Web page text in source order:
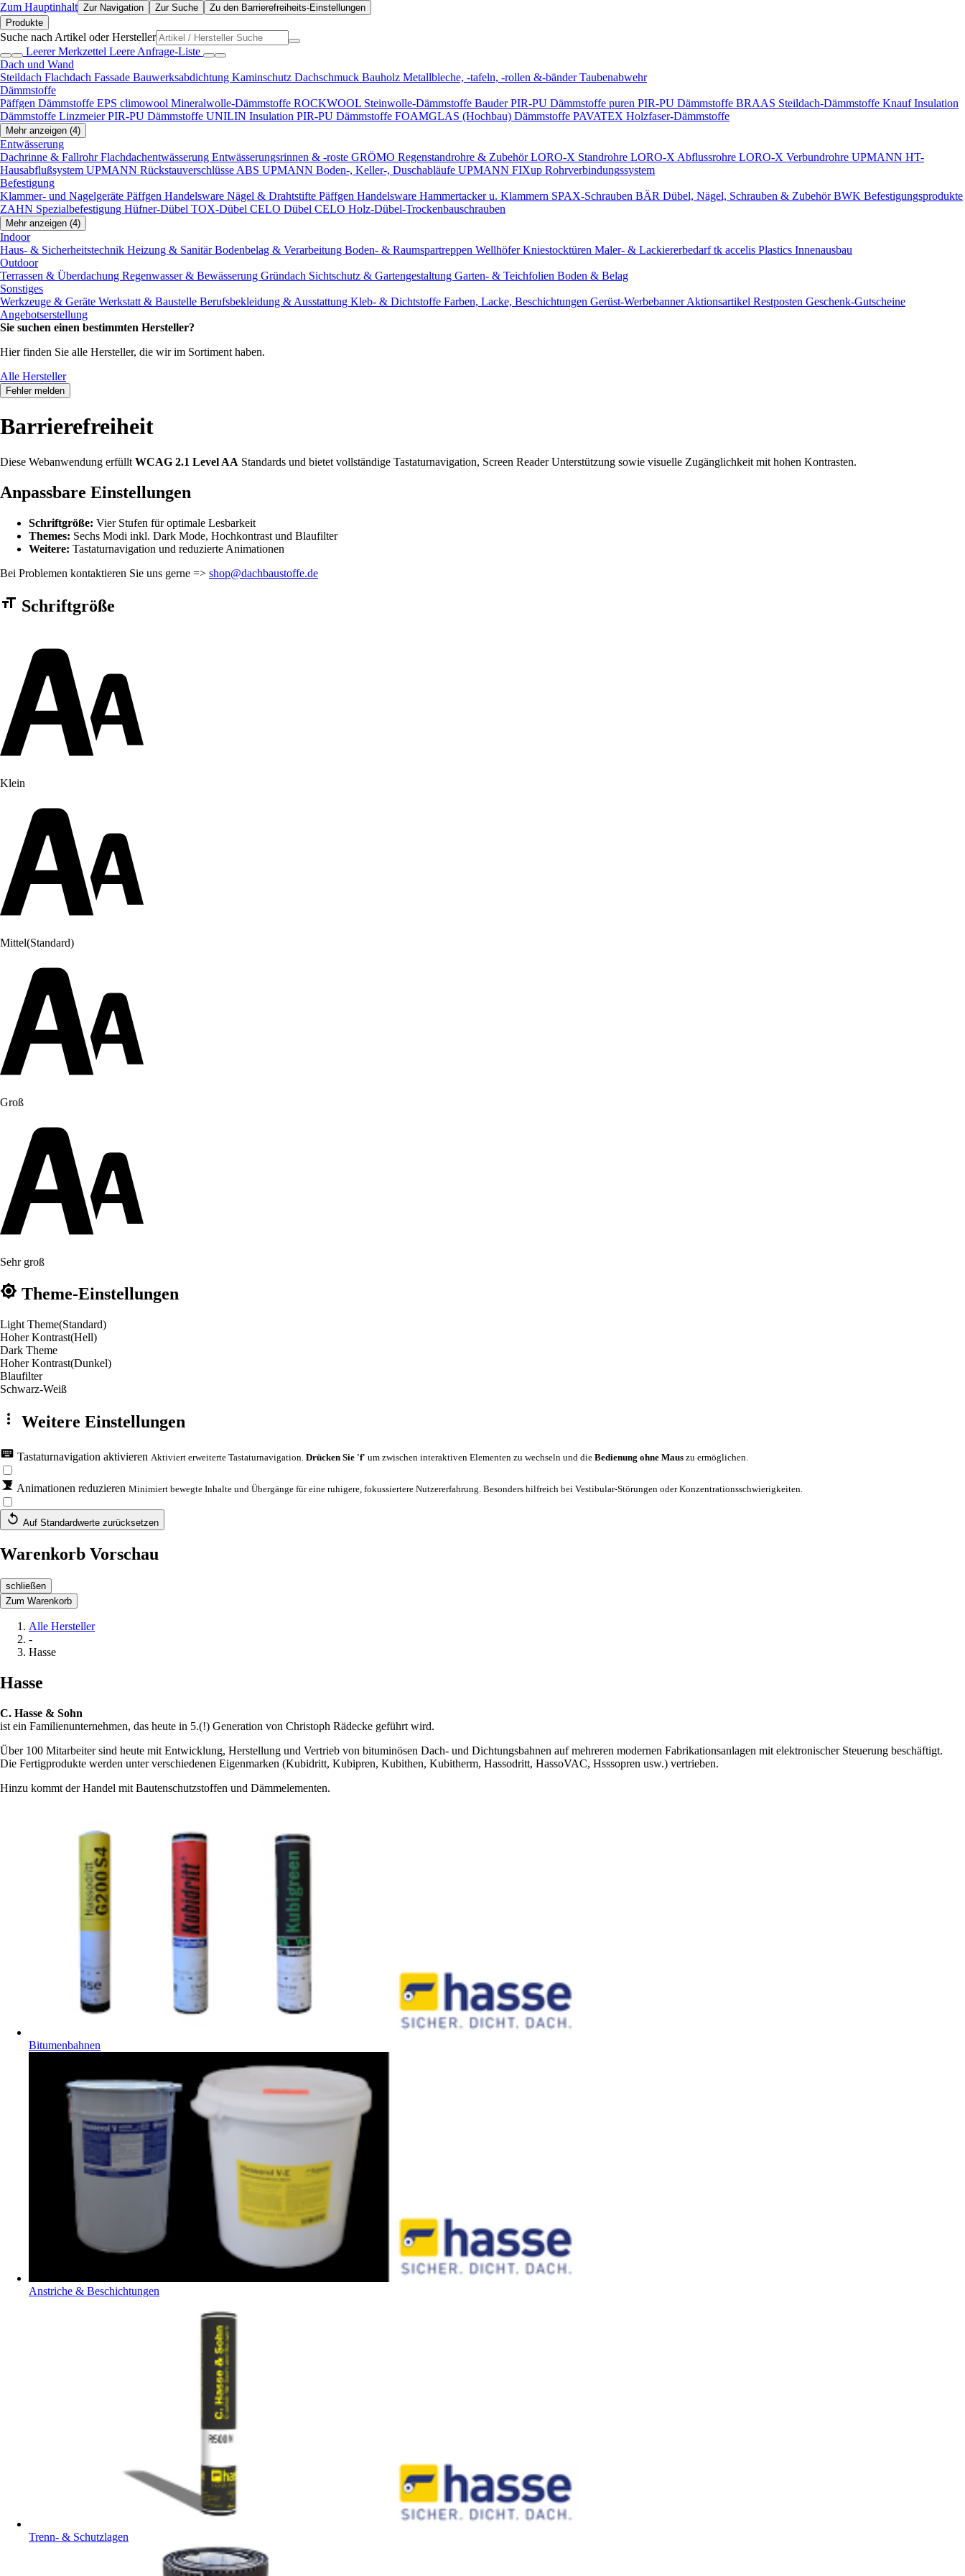
Zum Hauptinhalt Zur Navigation Zur Suche
Zu den Barrierefreiheits-Einstellungen
Produkte
Suche nach Artikel oder Hersteller
Leerer Merkzettel Leere Anfrage-Liste
Dach und Wand
Steildach Flachdach Fassade Bauwerksabdichtung Kaminschutz Dachschmuck Bauholz Metallbleche, -tafeln, -rollen &-bänderTaubenabwehr
Dämmstoffe
Päffgen Dämmstoffe EPS climowool Mineralwolle-Dämmstoffe ROCKWOOL Steinwolle-Dämmstoffe Bauder PIR-PU Dämmstoffe puren PIR-PU Dämmstoffe BRAAS Steildach-Dämmstoffe Knauf Insulation
Dämmstoffe Linzmeier PIR-PU Dämmstoffe UNILIN Insulation PIR-PU Dämmstoffe FOAMGLAS (Hochbau) Dämmstoffe PAVATEX Holzfaser-Dämmstoffe
Mehr anzeigen (4)
Entwässerung
Dachrinne & FallrohrFlachdachentwässerung Entwässerungsrinnen & -roste GRÖMO Regenstandrohre & ZubehörLORO-X Standrohre LORO-X Abflussrohre LORO-X Verbundrohre UPMANN HT-
Hausabflußsystem UPMANN Rückstauverschlüsse ABS UPMANN Boden-, Keller-, Duschabläufe UPMANN FIXup Rohrverbindungssystem
Befestigung
Klammer- und Nagelgeräte Päffgen Handelsware Nägel & Drahtstifte Päffgen Handelsware Hammertacker u. Klammern SPAX-Schrauben BÄR Dübel, Nägel, Schrauben & ZubehörBWK Befestigungsprodukte
ZAHN Spezialbefestigung Hüfner-Dübel TOX-Dübel CELO Dübel CELO Holz-Dübel-Trockenbauschrauben
Mehr anzeigen (4)
Indoor
Haus- & Sicherheitstechnik Heizung & SanitärBodenbelag & Verarbeitung Boden- & Raumspartreppen Wellhöfer Kniestocktüren Maler- & Lackiererbedarftk accelis Plastics Innenausbau
Outdoor
Terrassen & Überdachung Regenwasser & Bewässerung Gründach Sichtschutz & Gartengestaltung Garten- & Teichfolien Boden & Belag
Sonstiges
Werkzeuge & Geräte Werkstatt & Baustelle Berufsbekleidung & Ausstattung Kleb- & Dichtstoffe Farben, Lacke, Beschichtungen Gerüst-WerbebannerAktionsartikel Restposten Geschenk-Gutscheine
Angebotserstellung
Sie suchen einen bestimmten Hersteller?
Hier finden Sie alle Hersteller, die wir im Sortiment haben.
Alle Hersteller
Fehler melden
Barrierefreiheit
Diese Webanwendung erfüllt WCAG 2.1 Level AA Standards und bietet vollständige Tastaturnavigation, Screen Reader Unterstützung sowie visuelle Zugänglichkeit mit hohen Kontrasten.
Anpassbare Einstellungen
Schriftgröße: Vier Stufen für optimale Lesbarkeit
Themes: Sechs Modi inkl. Dark Mode, Hochkontrast und Blaufilter
Weitere: Tastaturnavigation und reduzierte Animationen
Bei Problemen kontaktieren Sie uns gerne => shop@dachbaustoffe.de
Barrierefreiheit Einstellungen Formular
Schriftgröße
Klein
Mittel(Standard)
Groß
Sehr groß
Theme-Einstellungen
Light Theme(Standard)
Hoher Kontrast(Hell)
Dark Theme
Hoher Kontrast(Dunkel)
Blaufilter
Schwarz-Weiß
Weitere Einstellungen
Tastaturnavigation aktivieren Aktiviert erweiterte Tastaturnavigation. Drücken Sie 'f' um zwischen interaktiven Elementen zu wechseln und die Bedienung ohne Maus zu ermöglichen.
Animationen reduzieren Minimiert bewegte Inhalte und Übergänge für eine ruhigere, fokussiertere Nutzererfahrung. Besonders hilfreich bei Vestibular-Störungen oder Konzentrationsschwierigkeiten.
Auf Standardwerte zurücksetzen
Warenkorb Vorschau
schließen
Zum Warenkorb
Alle Hersteller
-
Hasse
Hasse
C. Hasse & Sohn
ist ein Familienunternehmen, das heute in 5.(!) Generation von Christoph Rädecke geführt wird.
Über 100 Mitarbeiter sind heute mit Entwicklung, Herstellung und Vertrieb von bituminösen Dach- und Dichtungsbahnen auf mehreren modernen Fabrikationsanlagen mit elektronischer Steuerung beschäftigt.
Die Fertigprodukte werden unter verschiedenen Eigenmarken (Kubidritt, Kubipren, Kubithen, Kubitherm, Hassodritt, HassoVAC, Hsssopren usw.) vertrieben.
Hinzu kommt der Handel mit Bautenschutzstoffen und Dämmelementen.
Bitumenbahnen
Anstriche & Beschichtungen
Trenn- & Schutzlagen